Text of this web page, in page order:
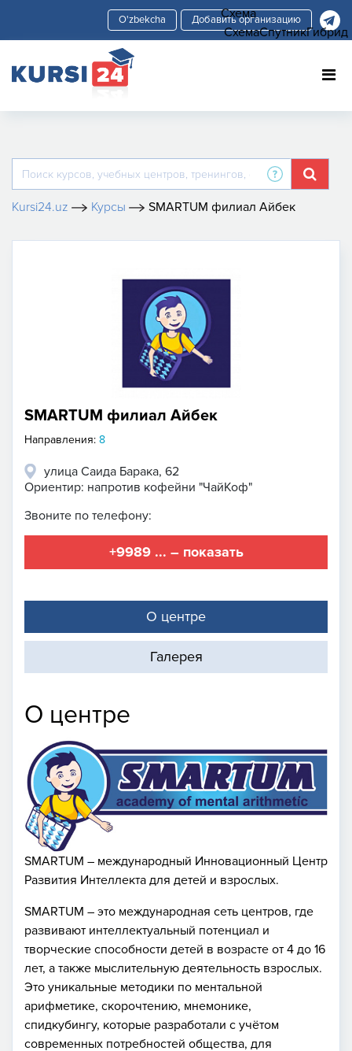
Добавить организацию
Kursi24.uz Курсы SMARTUM филиал Айбек
SMARTUM филиал Айбек
Направления: 8
улица Саида Барака, 62
Ориентир: напротив кофейни "ЧайКоф"
Звоните по телефону:
+9989 ... – показать
О центре
Галерея
О центре
SMARTUМ – международный Инновационный Центр
Развития Интеллекта для детей и взрослых.
SMARTUM – это международная сеть центров, где
развивают интеллектуальный потенциал и
творческие способности детей в возрасте от 4 до 16
лет, а также мыслительную деятельность взрослых.
Это уникальные методики по ментальной
арифметике, скорочтению, мнемонике,
спидкубингу, которые разработали с учётом
современных потребностей общества, для
Схема
СхемаСпутникГибрид